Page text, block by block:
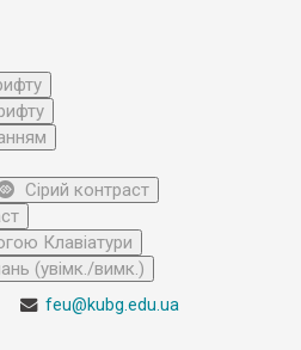
Сірий контраст
Клавіатури
(увімк./вимк.)
feu@kubg.edu.ua